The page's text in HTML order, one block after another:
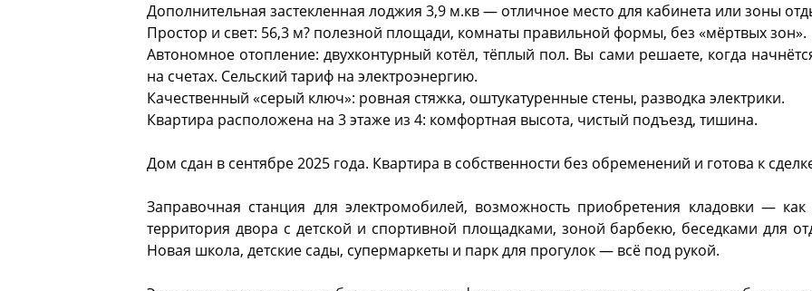
Дополнительная застекленная лоджия 3,9 м.кв — отличное место для кабинета или зоны
Простор и свет: 56,3 м? полезной площади, комнаты правильной формы, без «мёртвых зон».
Автономное отопление: двухконтурный котёл, тёплый пол. Вы сами решаете, когда
на счетах. Сельский тариф на электроэнергию.
Качественный «серый ключ»: ровная стяжка, оштукатуренные стены, разводка электрики.
Квартира расположена на 3 этаже из 4: комфортная высота, чистый подъезд, тишина.
Дом сдан в сентябре 2025 года. Квартира в собственности без обременений и готова к
Заправочная станция для электромобилей, возможность приобретения кладовки —
территория двора с детской и спортивной площадками, зоной барбекю, беседками для
Новая школа, детские сады, супермаркеты и парк для прогулок — всё под рукой.